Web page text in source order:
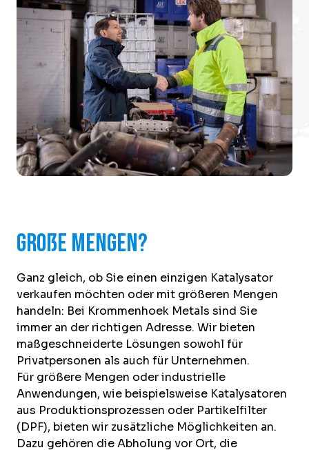
Große Mengen?
Ganz gleich, ob Sie einen einzigen Katalysator
verkaufen möchten oder mit größeren Mengen
handeln: Bei Krommenhoek Metals sind Sie
immer an der richtigen Adresse. Wir bieten
maßgeschneiderte Lösungen sowohl für
Privatpersonen als auch für Unternehmen.
Für größere Mengen oder industrielle
Anwendungen, wie beispielsweise Katalysatoren
aus Produktionsprozessen oder Partikelfilter
(DPF), bieten wir zusätzliche Möglichkeiten an.
Dazu gehören die Abholung vor Ort, die